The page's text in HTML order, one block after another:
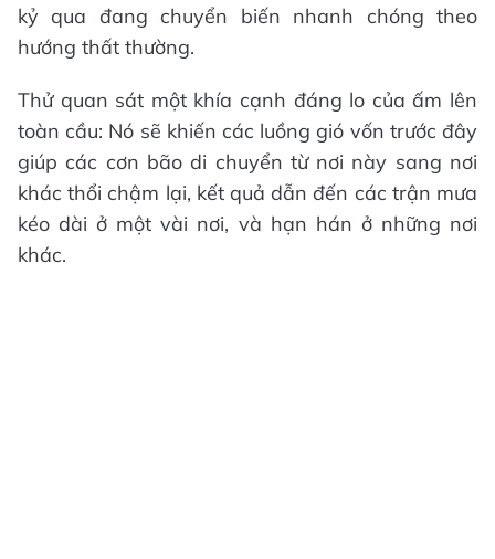
kỷ qua đang chuyển biến nhanh chóng theo
hướng thất thường.
Thử quan sát một khía cạnh đáng lo của ấm lên
toàn cầu: Nó sẽ khiến các luồng gió vốn trước đây
giúp các cơn bão di chuyển từ nơi này sang nơi
khác thổi chậm lại, kết quả dẫn đến các trận mưa
kéo dài ở một vài nơi, và hạn hán ở những nơi
khác.